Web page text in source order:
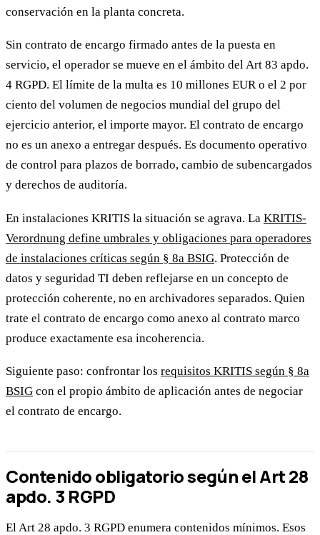
conservación en la planta concreta.
Sin contrato de encargo firmado antes de la puesta en
servicio, el operador se mueve en el ámbito del Art 83 apdo.
4 RGPD. El límite de la multa es 10 millones EUR o el 2 por
ciento del volumen de negocios mundial del grupo del
ejercicio anterior, el importe mayor. El contrato de encargo
no es un anexo a entregar después. Es documento operativo
de control para plazos de borrado, cambio de subencargados
y derechos de auditoría.
En instalaciones KRITIS la situación se agrava. La KRITIS-
Verordnung define umbrales y obligaciones para operadores
de instalaciones críticas según § 8a BSIG. Protección de
datos y seguridad TI deben reflejarse en un concepto de
protección coherente, no en archivadores separados. Quien
trate el contrato de encargo como anexo al contrato marco
produce exactamente esa incoherencia.
Siguiente paso: confrontar los requisitos KRITIS según § 8a
BSIG con el propio ámbito de aplicación antes de negociar
el contrato de encargo.
Contenido obligatorio según el Art 28
apdo. 3 RGPD
El Art 28 apdo. 3 RGPD enumera contenidos mínimos. Esos